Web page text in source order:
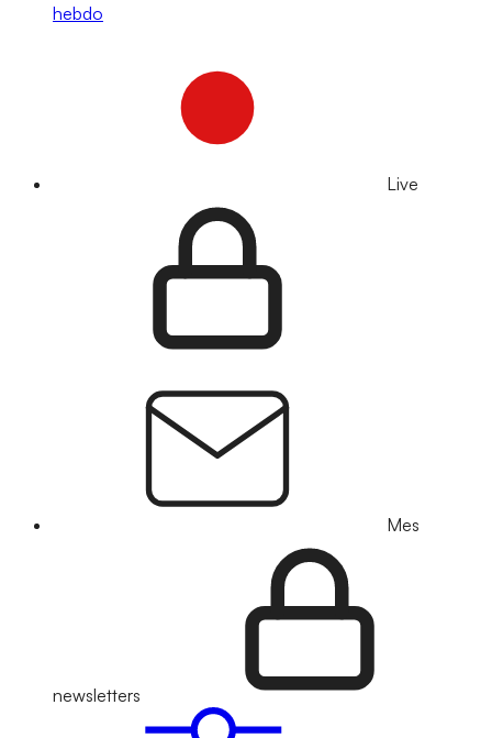
hebdo
Live
Mes
newsletters